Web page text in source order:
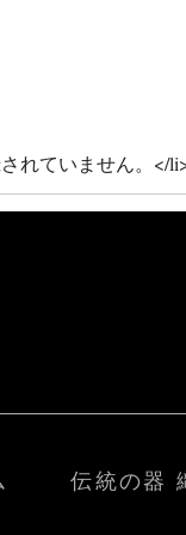
れていません。</
伝統の器